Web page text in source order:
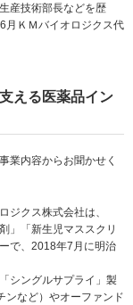
産技術部長などを歴
月ＫＭバイオロジクス代
える医薬品イン
業内容からお聞かせく
ジクス株式会社は、
」「新生児マススクリ
で、2018年7月に明治
シングルサプライ」製
ンなど）やオーファンド